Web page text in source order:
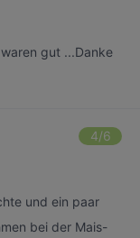
gut ...Danke
4/6
und ein paar
bei der Mais-